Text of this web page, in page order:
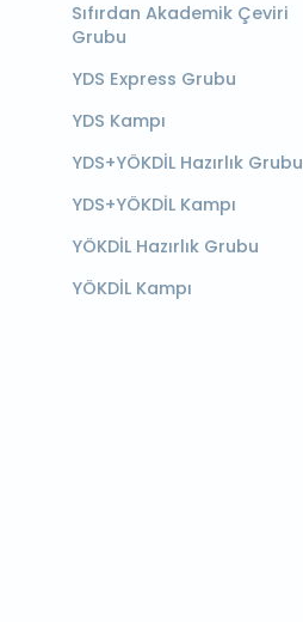
Sıfırdan Akademik Çeviri
Grubu
YDS Express Grubu
YDS Kampı
YDS+YÖKDİL Hazırlık Grubu
YDS+YÖKDİL Kampı
YÖKDİL Hazırlık Grubu
YÖKDİL Kampı